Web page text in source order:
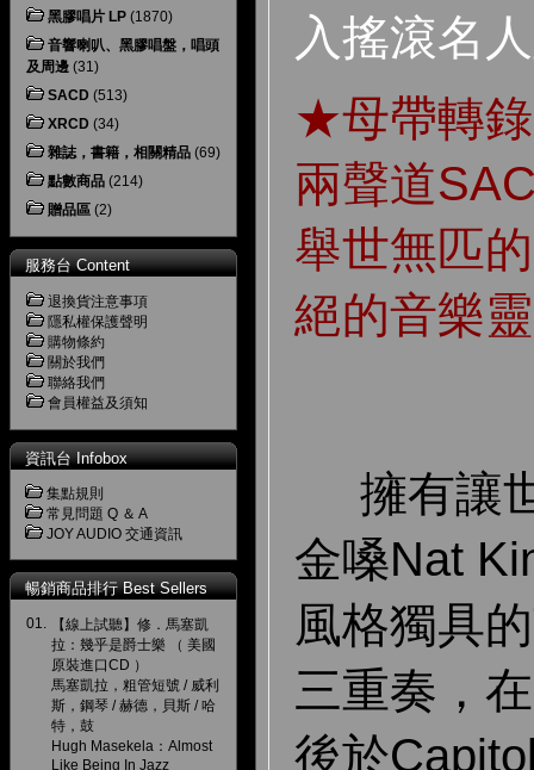
黑膠唱片 LP (1870)
音響喇叭、黑膠唱盤，唱頭
及周邊 (31)
SACD (513)
XRCD (34)
雜誌，書籍，相關精品 (69)
點數商品 (214)
贈品區 (2)
服務台 Content
退換貨注意事項
隱私權保護聲明
購物條約
關於我們
聯絡我們
會員權益及須知
資訊台 Infobox
集點規則
常見問題 Q ＆ A
JOY AUDIO 交通資訊
暢銷商品排行 Best Sellers
01.
【線上試聽】修．馬塞凱
拉：幾乎是爵士樂 （ 美國
原裝進口CD ）
馬塞凱拉，粗管短號 / 威利
斯，鋼琴 / 赫德，貝斯 / 哈
特，鼓
Hugh Masekela：Almost
Like Being In Jazz
入搖滾名
★母帶轉
兩聲道
舉世無匹
絕的音樂
擁有讓
金嗓Nat
風格獨具
三重奏，
後於